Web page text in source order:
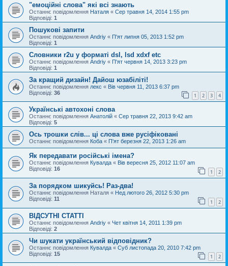
"емоційні слова" які всі знають
Останнє повідомлення Наталя « Сер травня 14, 2014 1:55 pm
Відповіді: 1
Пошукові запити
Останнє повідомлення Andriy « П'ят липня 05, 2013 1:52 pm
Відповіді: 1
Словники r2u у форматі dsl, lsd xdxf etc
Останнє повідомлення Andriy « П'ят червня 14, 2013 3:23 pm
Відповіді: 1
За кращий дизайн! Дайош юзабіліті!
Останнє повідомлення лекс « Вів червня 11, 2013 6:37 pm
Відповіді: 36 1 2 3 4
Українські автохоні слова
Останнє повідомлення Анатолій « Сер травня 22, 2013 9:42 am
Відповіді: 5
Ось трошки слів... ці слова вже русіфіковані
Останнє повідомлення Коба « П'ят березня 22, 2013 1:26 am
Як передавати російські імена?
Останнє повідомлення Кувалда « Вів вересня 25, 2012 11:07 am
Відповіді: 16 1 2
За порядком шикуйсь! Раз-два!
Останнє повідомлення Наталя « Нед лютого 26, 2012 5:30 pm
Відповіді: 11 1 2
ВІДСУТНІ СТАТТІ
Останнє повідомлення Andriy « Чет квітня 14, 2011 1:39 pm
Відповіді: 2
Чи шукати український відповідник?
Останнє повідомлення Кувалда « Суб листопада 20, 2010 7:42 pm
Відповіді: 15 1 2